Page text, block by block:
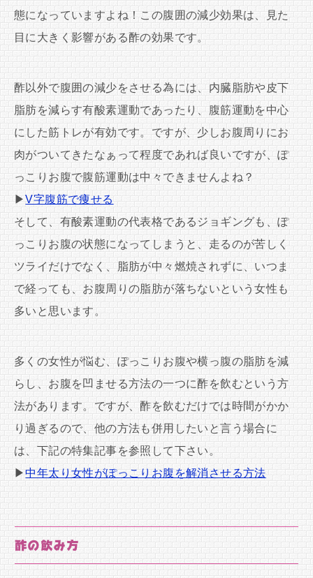
態になっていますよね！この腹囲の減少効果は、見た
目に大きく影響がある酢の効果です。
酢以外で腹囲の減少をさせる為には、内臓脂肪や皮下
脂肪を減らす有酸素運動であったり、腹筋運動を中心
にした筋トレが有効です。ですが、少しお腹周りにお
肉がついてきたなぁって程度であれば良いですが、ぽ
っこりお腹で腹筋運動は中々できませんよね？
▶V字腹筋で痩せる
そして、有酸素運動の代表格であるジョギングも、ぽ
っこりお腹の状態になってしまうと、走るのが苦しく
ツライだけでなく、脂肪が中々燃焼されずに、いつま
で経っても、お腹周りの脂肪が落ちないという女性も
多いと思います。
多くの女性が悩む、ぽっこりお腹や横っ腹の脂肪を減
らし、お腹を凹ませる方法の一つに酢を飲むという方
法があります。ですが、酢を飲むだけでは時間がかか
り過ぎるので、他の方法も併用したいと言う場合に
は、下記の特集記事を参照して下さい。
▶中年太り女性がぽっこりお腹を解消させる方法
酢の飲み方